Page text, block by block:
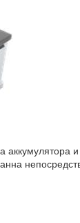
аккумулятора и